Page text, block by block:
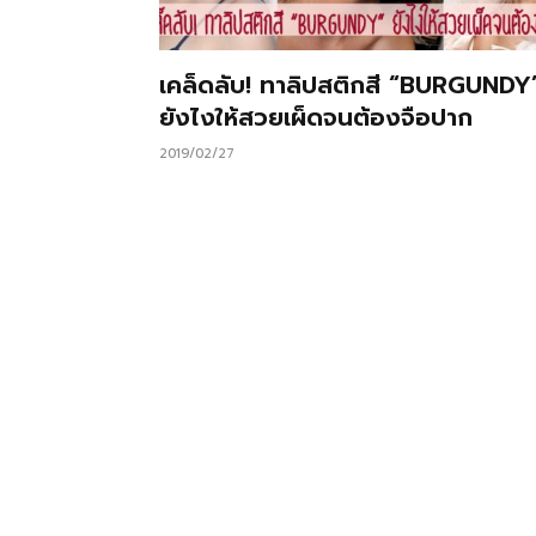
เคล็ดลับ! ทาลิปสติกสี
ยังไงให้สวยเผ็ดจนต้องจือปาก
2019/02/27